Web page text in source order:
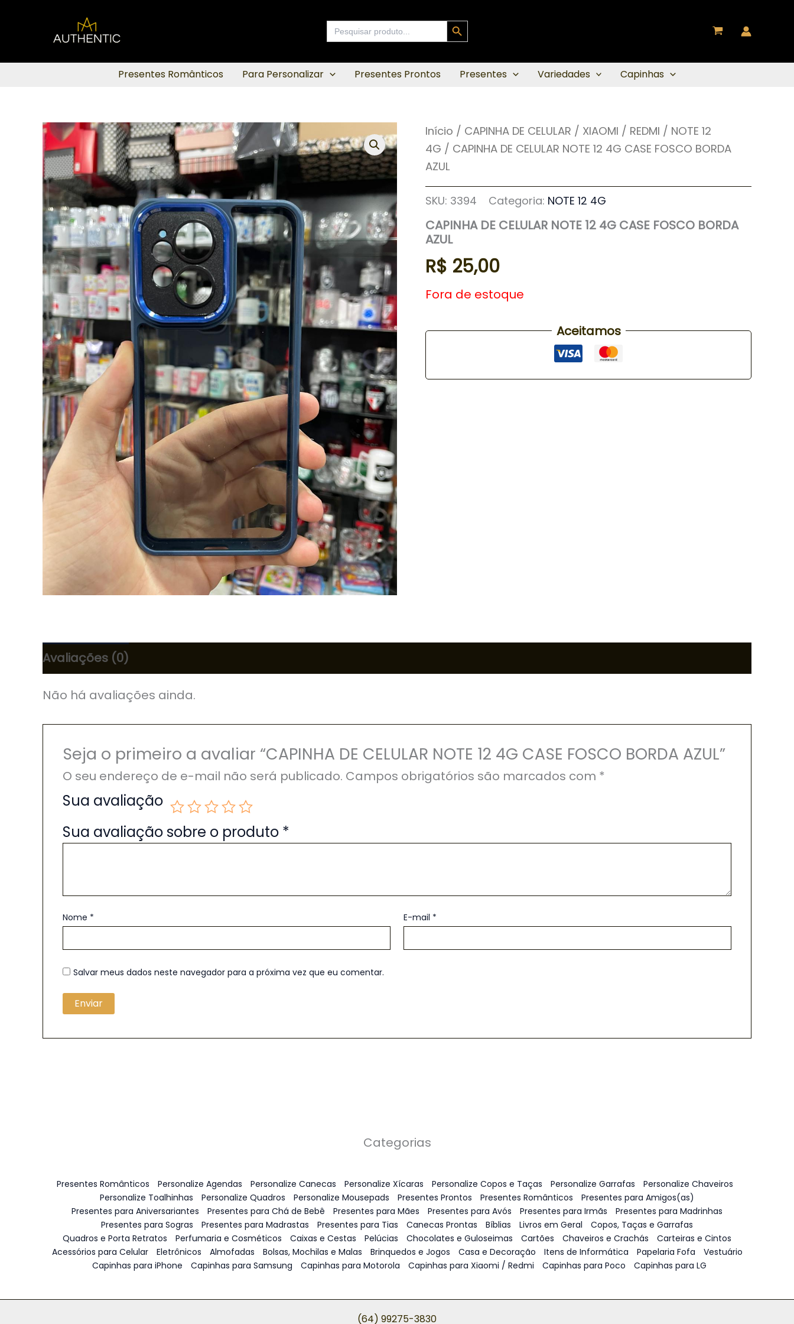
conteúdo
Search
for:
Search Button
Presentes Românticos Para Personalizar Presentes Prontos Presentes Variedades Capinhas
Início / CAPINHA DE CELULAR / XIAOMI / REDMI / NOTE 12
4G / CAPINHA DE CELULAR NOTE 12 4G CASE FOSCO BORDA
AZUL
SKU: 3394 Categoria: NOTE 12 4G
CAPINHA DE CELULAR NOTE 12 4G CASE FOSCO BORDA
AZUL
R$ 25,00
Fora de estoque
Aceitamos
Avaliações (0)
Não há avaliações ainda.
Seja o primeiro a avaliar “CAPINHA DE CELULAR NOTE 12 4G CASE FOSCO BORDA AZUL”
O seu endereço de e-mail não será publicado. Campos obrigatórios são marcados com *
Sua avaliação
Sua avaliação sobre o produto *
Nome * E-mail *
Salvar meus dados neste navegador para a próxima vez que eu comentar.
Categorias
Presentes Românticos Personalize Agendas Personalize Canecas Personalize Xícaras Personalize Copos e Taças Personalize Garrafas
Personalize Chaveiros
Personalize Toalhinhas
Personalize Quadros Personalize Mousepads Presentes Prontos Presentes Românticos
Presentes para Amigos(as)
Presentes para Aniversariantes
Presentes para Chá de Bebê Presentes para Mães Presentes para Avós Presentes para Irmãs
Presentes para Madrinhas
Presentes para Sogras
Presentes para Madrastas Presentes para Tias Canecas Prontas Bíblias Livros em Geral
Copos, Taças e Garrafas
Quadros e Porta Retratos
Perfumaria e Cosméticos Caixas e Cestas Pelúcias Chocolates e Guloseimas Cartões Chaveiros e Crachás
Carteiras e Cintos
Acessórios para Celular
Eletrônicos Almofadas Bolsas, Mochilas e Malas Brinquedos e Jogos Casa e Decoração Itens de Informática Papelaria Fofa
Vestuário
Capinhas para iPhone
Capinhas para Samsung Capinhas para Motorola Capinhas para Xiaomi / Redmi Capinhas para Poco Capinhas para LG
(64) 99275-3830